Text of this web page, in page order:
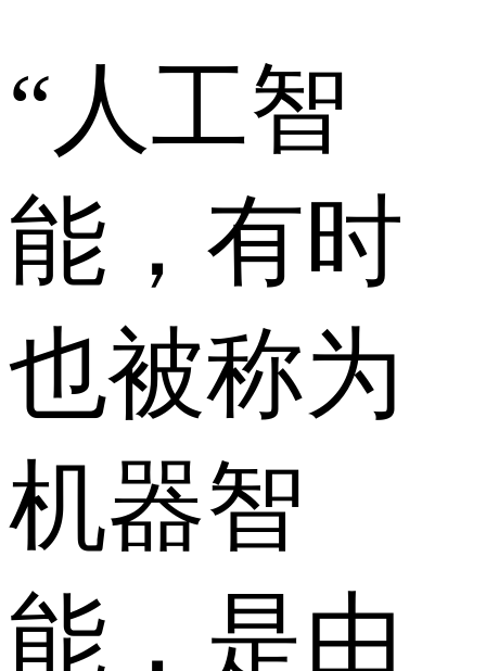
“人工智
能，有时
也被称为
机器智
能，是由